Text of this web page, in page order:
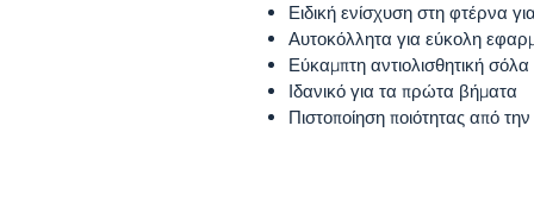
Ειδική ενίσχυση στη φτέρνα
Αυτοκόλλητα για εύκολη
Εύκαμπτη αντιολισθητική σόλα
Ιδανικό για τα πρώτα βήματα
Πιστοποίηση ποιότητας από